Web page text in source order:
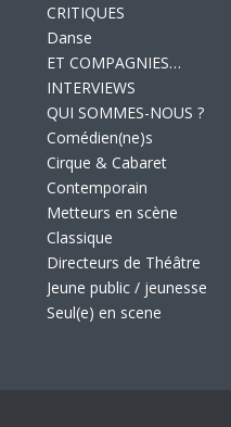
CRITIQUES
Danse
ET COMPAGNIES…
INTERVIEWS
QUI SOMMES-NOUS ?
Comédien(ne)s
Cirque & Cabaret
Contemporain
Metteurs en scène
Classique
Directeurs de Théâtre
Jeune public / jeunesse
Seul(e) en scene